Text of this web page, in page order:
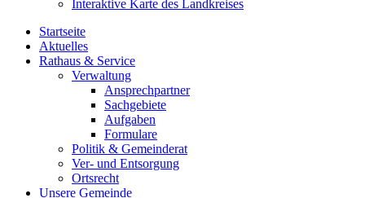
Interaktive Karte des Landkreises
Startseite
Aktuelles
Rathaus & Service
Verwaltung
Ansprechpartner
Sachgebiete
Aufgaben
Formulare
Politik & Gemeinderat
Ver- und Entsorgung
Ortsrecht
Unsere Gemeinde